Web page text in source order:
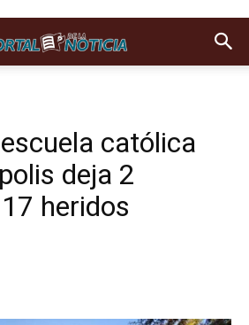
católica
deja 2
heridos